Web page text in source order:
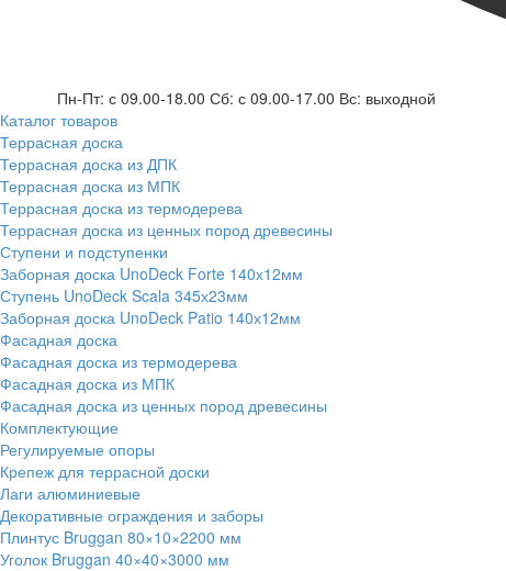
Пн-Пт: с 09.00-18.00 Сб: с 09.00-17.00 Вс: выходной
Каталог товаров
Террасная доска
Террасная доска из ДПК
Террасная доска из МПК
Террасная доска из термодерева
Террасная доска из ценных пород древесины
Ступени и подступенки
Заборная доска UnoDeck Forte 140х12мм
Ступень UnoDeck Scala 345х23мм
Заборная доска UnoDeck Patio 140х12мм
Фасадная доска
Фасадная доска из термодерева
Фасадная доска из МПК
Фасадная доска из ценных пород древесины
Комплектующие
Регулируемые опоры
Крепеж для террасной доски
Лаги алюминиевые
Декоративные ограждения и заборы
Плинтус Bruggan 80×10×2200 мм
Уголок Bruggan 40×40×3000 мм